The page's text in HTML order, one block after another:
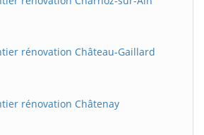
rénovation Château-Gaillard
rénovation Châtenay